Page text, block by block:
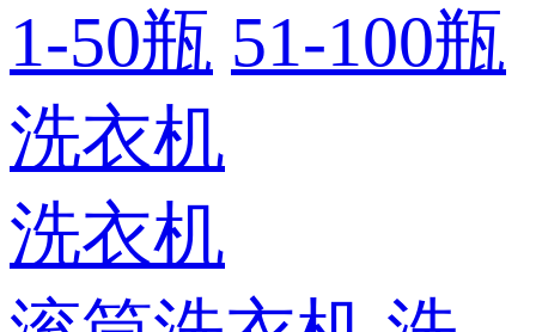
1-50瓶 51-100瓶
洗衣机
洗衣机